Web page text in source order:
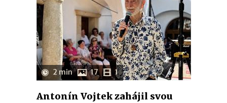
2 min 17 1
Antonín Vojtek zahájil svou